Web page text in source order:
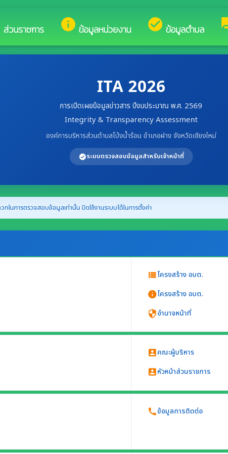
ส่วนราชการ info ข้อมูลหน่วยงาน check_circle ข้อมูลตำบล
องค์การบริหารส่วนตำบลโป่งน้ำร้อน
ITA 2026
การเปิดเผยข้อมูลข่าวสาร ปีงบประมาณ พ.ศ. 2569
Integrity & Transparency Assessment
องค์การบริหารส่วนตำบลโป่งน้ำร้อน อำเภอฝาง จังหวัดเชียงใหม่
verifiedระบบตรวจสอบข้อมูลสำหรับเจ้าหน้าที่
ในการตรวจสอบข้อมูลเท่านั้น ปิดใช้งานระบบได้ในการตั้งค่า
การแสดงข้อมูลกฎหมายทั้งฉบับ)
ำ
view_listโครงสร้าง อบต.
infoโครงสร้าง อบต.
securityอำนาจหน้าที่
วยงาน อย่างน้อยประกอบด้วย
account_boxคณะผู้บริหาร
account_boxหัวหน้าส่วนราชการ
callข้อมูลการติดต่อ